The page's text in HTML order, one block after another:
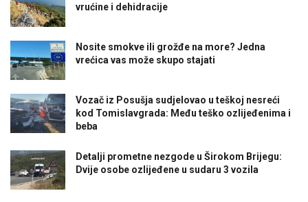
vrućine i dehidracije
Nosite smokve ili grožđe na more? Jedna
vrećica vas može skupo stajati
Vozač iz Posušja sudjelovao u teškoj nesreći
kod Tomislavgrada: Među teško ozlijeđenima i
beba
Detalji prometne nezgode u Širokom Brijegu:
Dvije osobe ozlijeđene u sudaru 3 vozila